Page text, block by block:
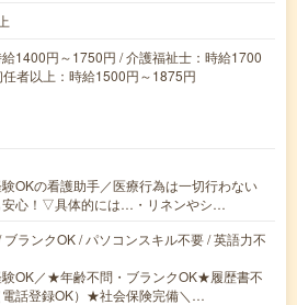
1400円～1750円 / 介護福祉士：時給1700
者以上：時給1500円～1875円
OKの看護助手／医療行為は一切行わない
安心！▽具体的には…・リネンやシ…
ランクOK / パソコンスキル不要 / 英語力不
験OK／★年齢不問・ブランクOK★履歴書不
電話登録OK）★社会保険完備＼…